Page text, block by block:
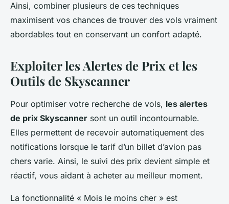
Ainsi, combiner plusieurs de ces techniques
maximisent vos chances de trouver des vols vraiment
abordables tout en conservant un confort adapté.
Exploiter les Alertes de Prix et les
Outils de Skyscanner
Pour optimiser votre recherche de vols, les alertes
de prix Skyscanner sont un outil incontournable.
Elles permettent de recevoir automatiquement des
notifications lorsque le tarif d’un billet d’avion pas
chers varie. Ainsi, le suivi des prix devient simple et
réactif, vous aidant à acheter au meilleur moment.
La fonctionnalité « Mois le moins cher » est